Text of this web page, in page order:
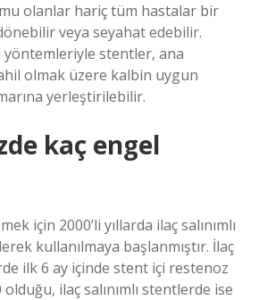
olanlar hariç tüm hastalar bir
veya seyahat edebilir.
yöntemleriyle stentler, ana
olmak üzere kalbin uygun
yerleştirilebilir.
kaç engel
için 2000’li yıllarda ilaç salınımlı
kullanılmaya başlanmıştır. İlaç
ilk 6 ay içinde stent içi restenoz
olduğu, ilaç salınımlı stentlerde ise